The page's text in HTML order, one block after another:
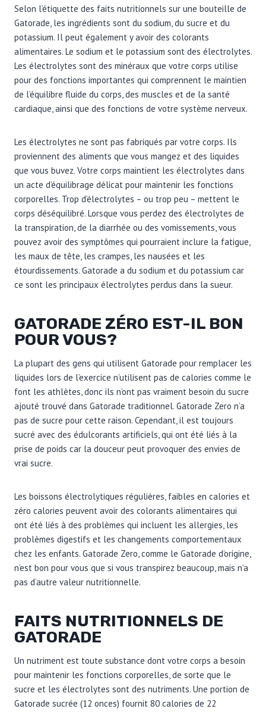
Selon l’étiquette des faits nutritionnels sur une bouteille de
Gatorade, les ingrédients sont du sodium, du sucre et du
potassium. Il peut également y avoir des colorants
alimentaires. Le sodium et le potassium sont des électrolytes.
Les électrolytes sont des minéraux que votre corps utilise
pour des fonctions importantes qui comprennent le maintien
de l’équilibre fluide du corps, des muscles et de la santé
cardiaque, ainsi que des fonctions de votre système nerveux.
Les électrolytes ne sont pas fabriqués par votre corps. Ils
proviennent des aliments que vous mangez et des liquides
que vous buvez. Votre corps maintient les électrolytes dans
un acte d’équilibrage délicat pour maintenir les fonctions
corporelles. Trop d’électrolytes – ou trop peu – mettent le
corps déséquilibré. Lorsque vous perdez des électrolytes de
la transpiration, de la diarrhée ou des vomissements, vous
pouvez avoir des symptômes qui pourraient inclure la fatigue,
les maux de tête, les crampes, les nausées et les
étourdissements. Gatorade a du sodium et du potassium car
ce sont les principaux électrolytes perdus dans la sueur.
GATORADE ZÉRO EST-IL BON
POUR VOUS?
La plupart des gens qui utilisent Gatorade pour remplacer les
liquides lors de l’exercice n’utilisent pas de calories comme le
font les athlètes, donc ils n’ont pas vraiment besoin du sucre
ajouté trouvé dans Gatorade traditionnel. Gatorade Zero n’a
pas de sucre pour cette raison. Cependant, il est toujours
sucré avec des édulcorants artificiels, qui ont été liés à la
prise de poids car la douceur peut provoquer des envies de
vrai sucre.
Les boissons électrolytiques régulières, faibles en calories et
zéro calories peuvent avoir des colorants alimentaires qui
ont été liés à des problèmes qui incluent les allergies, les
problèmes digestifs et les changements comportementaux
chez les enfants. Gatorade Zero, comme le Gatorade d’origine,
n’est bon pour vous que si vous transpirez beaucoup, mais n’a
pas d’autre valeur nutritionnelle.
FAITS NUTRITIONNELS DE
GATORADE
Un nutriment est toute substance dont votre corps a besoin
pour maintenir les fonctions corporelles, de sorte que le
sucre et les électrolytes sont des nutriments. Une portion de
Gatorade sucrée (12 onces) fournit 80 calories de 22